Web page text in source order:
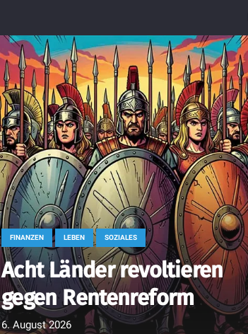
FINANZEN LEBEN SOZIALES
Acht Länder revoltieren
gegen Rentenreform
6. August 2026